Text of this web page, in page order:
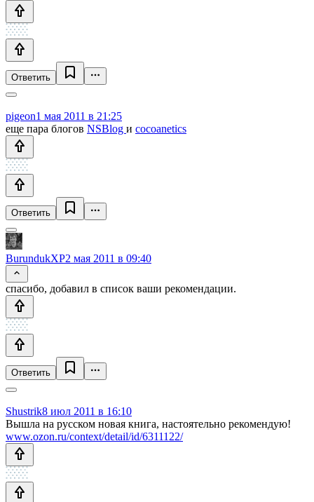
Ответить
pigeon1 мая 2011 в 21:25
еще пара блогов NSBlog и cocoanetics
Ответить
BurundukXP2 мая 2011 в 09:40
спасибо, добавил в список ваши рекомендации.
Ответить
Shustrik8 июл 2011 в 16:10
Вышла на русском новая книга, настоятельно рекомендую!
www.ozon.ru/context/detail/id/6311122/